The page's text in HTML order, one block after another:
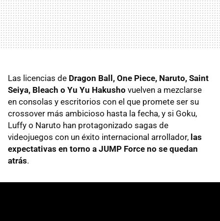
Las licencias de Dragon Ball, One Piece, Naruto, Saint
Seiya, Bleach o Yu Yu Hakusho vuelven a mezclarse
en consolas y escritorios con el que promete ser su
crossover más ambicioso hasta la fecha, y si Goku,
Luffy o Naruto han protagonizado sagas de
videojuegos con un éxito internacional arrollador, las
expectativas en torno a JUMP Force no se quedan
atrás.